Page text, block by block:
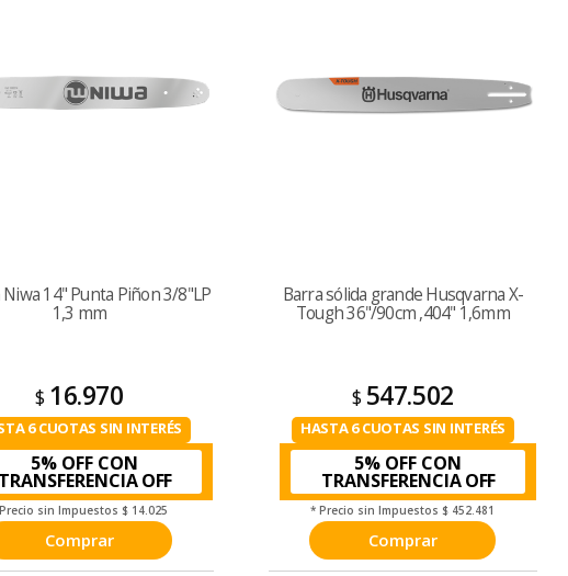
Niwa 14" Punta Piñon 3/8"LP
1,3 mm
$ 16.970
6 CUOTAS SIN INTERÉS
5% OFF CON
sin Impuestos $ 14.025
Comprar
Barra sólida grande Husqvarna X-
Tough 36"/90cm ,404" 1,6mm
$ 547.502
HASTA 6 CUOTAS SIN INTERÉS
5% OFF CON
TRANSFERENCIA
* Precio sin Impuestos $ 452.481
Comprar